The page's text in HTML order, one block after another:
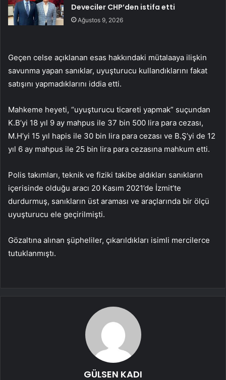
Deveciler CHP’den istifa etti
Ağustos 9, 2026
Geçen celse açıklanan esas hakkındaki mütalaaya ilişkin
savunma yapan sanıklar, uyuşturucu kullandıklarını fakat
satışını yapmadıklarını iddia etti.
Mahkeme heyeti, “uyuşturucu ticareti yapmak” suçundan
K.B’yi 18 yıl 9 ay mahpus ile 37 bin 500 lira para cezası,
M.H’yi 15 yıl hapis ile 30 bin lira para cezası ve B.Ş’yi de 12
yıl 6 ay mahpus ile 25 bin lira para cezasına mahkum etti.
Polis takımları, teknik ve fiziki takibe aldıkları sanıkların
içerisinde olduğu aracı 20 Kasım 2021’de İzmit’te
durdurmuş, sanıkların üst araması ve araçlarında bir ölçü
uyuşturucu ele geçirilmişti.
Gözaltına alınan şüpheliler, çıkarıldıkları isimli mercilerce
tutuklanmıştı.
GÜLSEN KADI